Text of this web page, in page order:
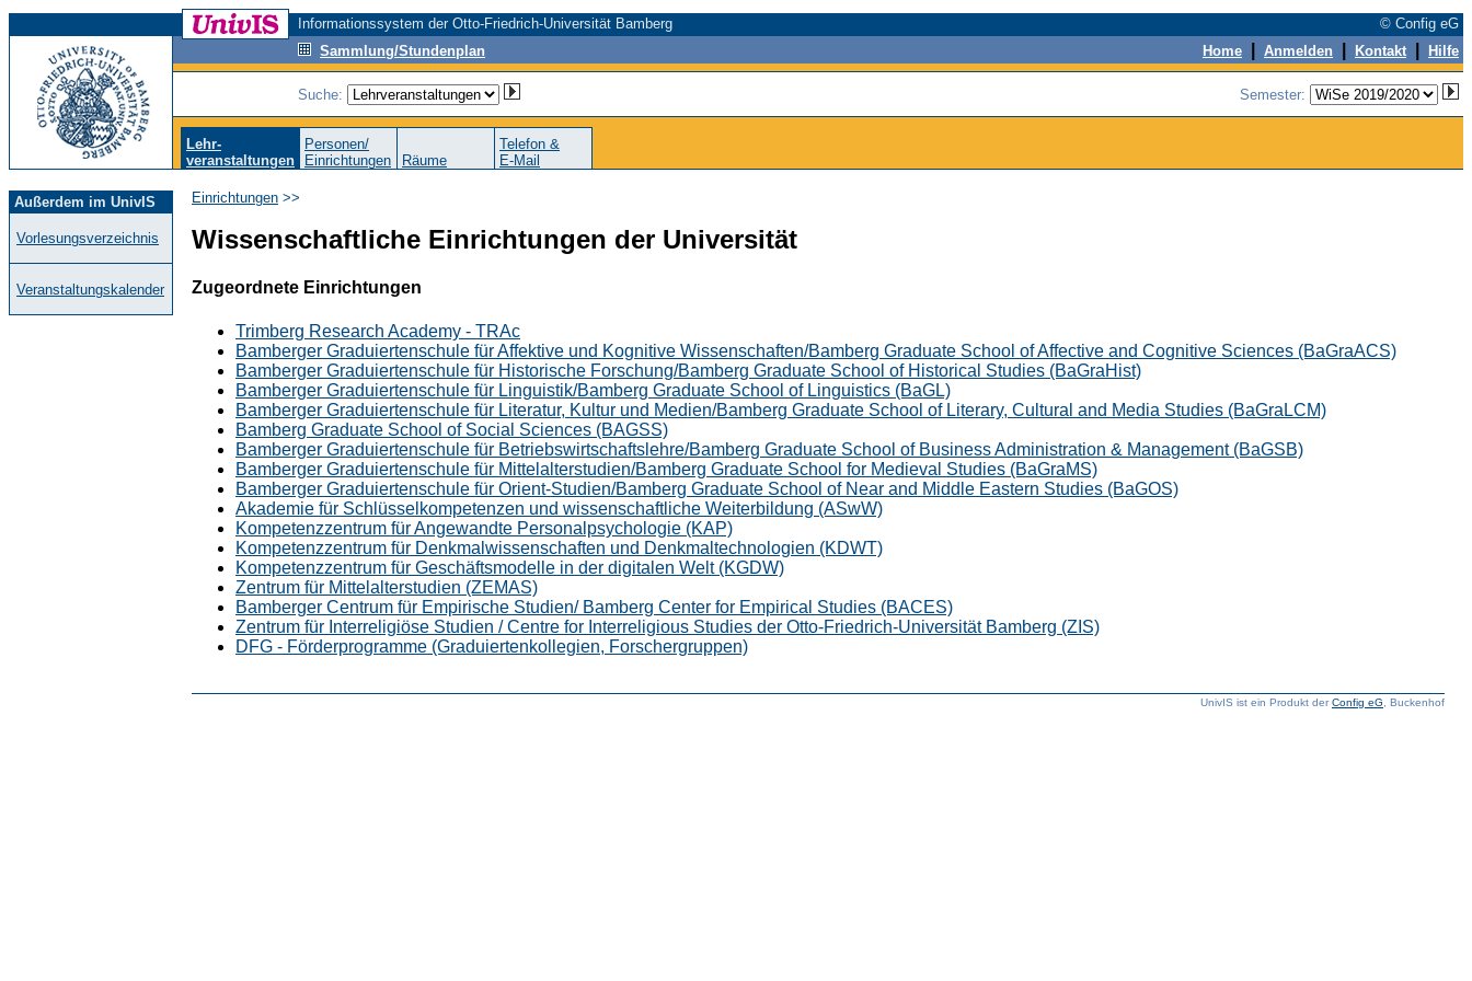
Informationssystem der Otto-Friedrich-Universität Bamberg
© Config eG
Sammlung/Stundenplan
Home Anmelden Kontakt Hilfe
Suche: Semester:
Lehr-
veranstaltungen
Personen/
Einrichtungen
Räume
Telefon &
E-Mail
Außerdem im UnivIS
Vorlesungsverzeichnis
Veranstaltungskalender
Einrichtungen >>
Wissenschaftliche Einrichtungen der Universität
Zugeordnete Einrichtungen
Trimberg Research Academy - TRAc
Bamberger Graduiertenschule für Affektive und Kognitive Wissenschaften/Bamberg Graduate School of Affective and Cognitive Sciences (BaGraACS)
Bamberger Graduiertenschule für Historische Forschung/Bamberg Graduate School of Historical Studies (BaGraHist)
Bamberger Graduiertenschule für Linguistik/Bamberg Graduate School of Linguistics (BaGL)
Bamberger Graduiertenschule für Literatur, Kultur und Medien/Bamberg Graduate School of Literary, Cultural and Media Studies (BaGraLCM)
Bamberg Graduate School of Social Sciences (BAGSS)
Bamberger Graduiertenschule für Betriebswirtschaftslehre/Bamberg Graduate School of Business Administration & Management (BaGSB)
Bamberger Graduiertenschule für Mittelalterstudien/Bamberg Graduate School for Medieval Studies (BaGraMS)
Bamberger Graduiertenschule für Orient-Studien/Bamberg Graduate School of Near and Middle Eastern Studies (BaGOS)
Akademie für Schlüsselkompetenzen und wissenschaftliche Weiterbildung (ASwW)
Kompetenzzentrum für Angewandte Personalpsychologie (KAP)
Kompetenzzentrum für Denkmalwissenschaften und Denkmaltechnologien (KDWT)
Kompetenzzentrum für Geschäftsmodelle in der digitalen Welt (KGDW)
Zentrum für Mittelalterstudien (ZEMAS)
Bamberger Centrum für Empirische Studien/ Bamberg Center for Empirical Studies (BACES)
Zentrum für Interreligiöse Studien / Centre for Interreligious Studies der Otto-Friedrich-Universität Bamberg (ZIS)
DFG - Förderprogramme (Graduiertenkollegien, Forschergruppen)
UnivIS ist ein Produkt derConfig eG , Buckenhof